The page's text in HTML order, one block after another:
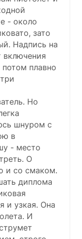
- около
зато
Надпись на
включения
потом плавно
Но
шнуром с
в
- место
О
и со смаком.
диплома
и узкая. Она
И